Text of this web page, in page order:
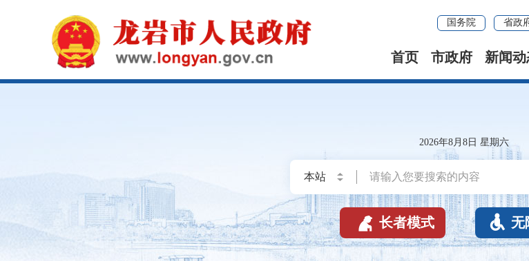
国务院 省政
首页 市政府 新闻
2026年8月8日 星期六
 长者模式  无